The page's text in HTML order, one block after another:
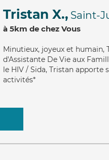
Tristan X., Saint-
à 5km de chez Vous
Minutieux, joyeux et humain,
d'Assistante De Vie aux
le HIV / Sida, Tristan apporte
activités*